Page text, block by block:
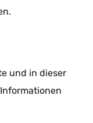
und in dieser